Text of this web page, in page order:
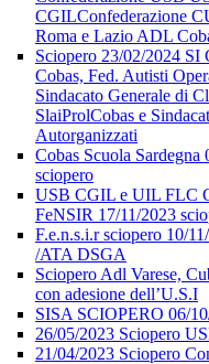
CGILConfederazione
Roma e Lazio ADL
Sciopero 23/02/2024 SI
Cobas, Fed. Autisti
Sindacato Generale di
SlaiProlCobas e
Autorganizzati
Cobas Scuola Sardegna
sciopero
USB CGIL e UIL FLC
FeNSIR 17/11/2023
F.e.n.s.i.r sciopero 10/
/ATA DSGA
Sciopero Adl Varese,
con adesione dell’U.S.I
SISA SCIOPERO 06/
26/05/2023 Sciopero
21/04/2023 Sciopero